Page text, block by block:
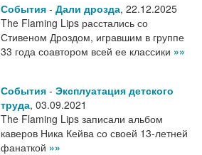
События - Дали дрозда, 22.12.2025
The Flaming Lips расстались со
Стивеном Дроздом, игравшим в группе
33 года соавтором всей ее классики »»
События - Эксплуатация детского
труда, 03.09.2021
The Flaming Lips записали альбом
каверов Ника Кейва со своей 13-летней
фанаткой »»